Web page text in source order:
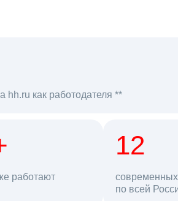
hh.ru как работодателя **
работают
68 млн 12
по всей